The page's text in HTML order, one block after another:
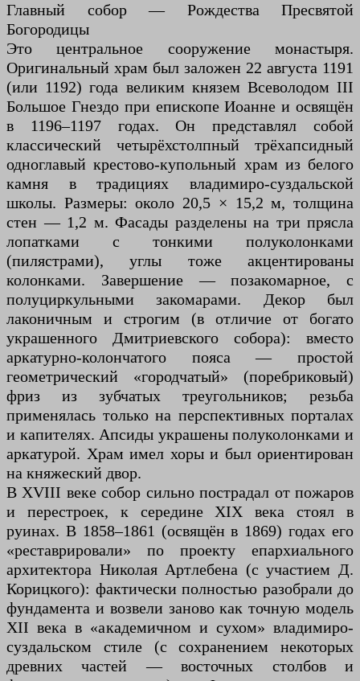
Главный собор — Рождества Пресвятой
Богородицы
Это центральное сооружение монастыря.
Оригинальный храм был заложен 22 августа 1191
(или 1192) года великим князем Всеволодом III
Большое Гнездо при епископе Иоанне и освящён
в 1196–1197 годах. Он представлял собой
классический четырёхстолпный трёхапсидный
одноглавый крестово-купольный храм из белого
камня в традициях владимиро-суздальской
школы. Размеры: около 20,5 × 15,2 м, толщина
стен — 1,2 м. Фасады разделены на три прясла
лопатками с тонкими полуколонками
(пилястрами), углы тоже акцентированы
колонками. Завершение — позакомарное, с
полуциркульными закомарами. Декор был
лаконичным и строгим (в отличие от богато
украшенного Дмитриевского собора): вместо
аркатурно-колончатого пояса — простой
геометрический «городчатый» (поребриковый)
фриз из зубчатых треугольников; резьба
применялась только на перспективных порталах
и капителях. Апсиды украшены полуколонками и
аркатурой. Храм имел хоры и был ориентирован
на княжеский двор.
В XVIII веке собор сильно пострадал от пожаров
и перестроек, к середине XIX века стоял в
руинах. В 1858–1861 (освящён в 1869) годах его
«реставрировали» по проекту епархиального
архитектора Николая Артлебена (с участием Д.
Корицкого): фактически полностью разобрали до
фундамента и возвели заново как точную модель
XII века в «академичном и сухом» владимиро-
суздальском стиле (с сохранением некоторых
древних частей — восточных столбов и